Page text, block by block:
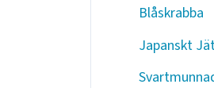
Blåskrabba
Japanskt